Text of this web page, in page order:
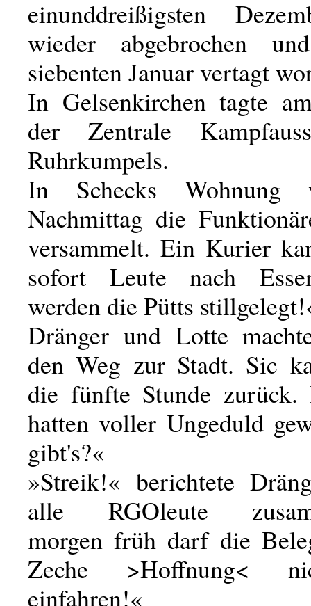
einunddreißigsten
wieder abgebrochen
siebenten Januar vertagt
In Gelsenkirchen tagte
der Zentrale
Ruhrkumpels.
In Schecks Wohnung
Nachmittag die
versammelt. Ein Kurier
sofort Leute nach
werden die Pütts
Dränger und Lotte
den Weg zur Stadt. Sic
die fünfte Stunde zurück.
hatten voller Ungeduld
gibt's?«
»Streik!« berichtete
alle RGOleute
morgen früh darf die
Zeche >Hoffnung<
einfahren!«